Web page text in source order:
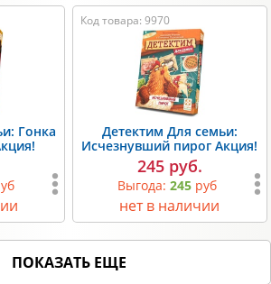
Гонка
Код товара: 9970
Детектим Для семьи:
Исчезнувший пирог Акция!
245 руб.
Выгода: 245руб
нет в наличии
ПОКАЗАТЬ ЕЩЕ